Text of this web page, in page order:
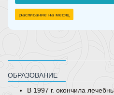
расписание на месяц
ОБРАЗОВАНИЕ
В 1997 г. окончила